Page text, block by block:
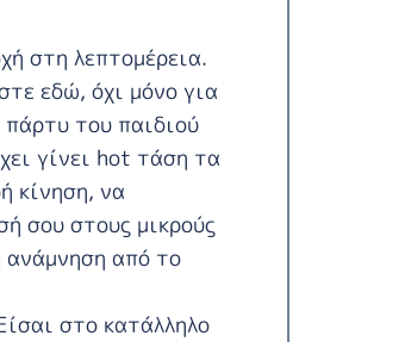
στη λεπτομέρεια.
εδώ, όχι μόνο για
του παιδιού
γίνει hot τάση τα
κίνηση, να
σου στους μικρούς
ανάμνηση από το
στο κατάλληλο